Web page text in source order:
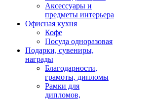
Аксессуары и
предметы интерьера
Офисная кухня
Кофе
Посуда одноразовая
Подарки, сувениры,
награды
Благодарности,
грамоты, дипломы
Рамки для
дипломов,